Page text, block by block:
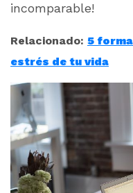
incomparable!
Relacionado: 5
estrés de tu vida